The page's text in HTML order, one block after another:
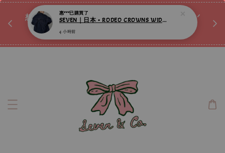
想訂製屬於自己的『水晶手鍊』嗎ꕀ♡ 私訊我們.ᐟ.ᐟ
📣Instagram 這邊按下去
惠*** 已購買了
4 小時前